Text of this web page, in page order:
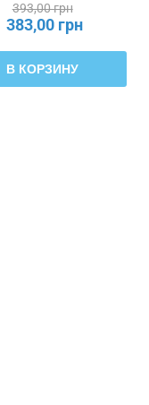
905.502.10
393,00 грн
383,00 грн
В КОРЗИНУ